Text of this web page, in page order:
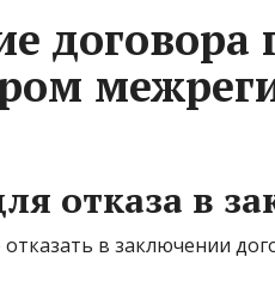
договора
отказа в
в заключении